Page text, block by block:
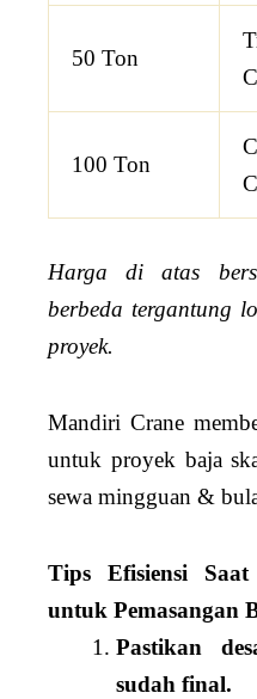
50 Ton
100 Ton
Harga di atas
berbeda tergantung
proyek.
Mandiri Crane
untuk proyek baja
sewa mingguan &
Tips Efisiensi
untuk Pemasangan
Pastikan
sudah final.